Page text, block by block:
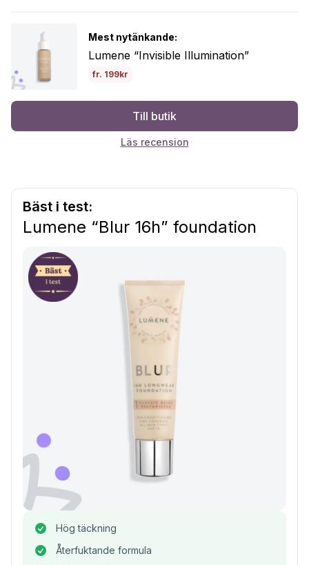
Mest nytänkande:
Lumene “Invisible Illumination”
fr. 199kr
Till butik
Läs recension
Bäst i test:
Lumene “Blur 16h” foundation
Hög täckning
Återfuktande formula